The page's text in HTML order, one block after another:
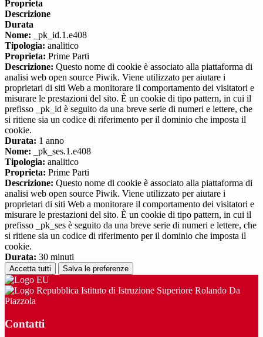
Proprieta
Descrizione
Durata
Nome: _pk_id.1.e408
Tipologia: analitico
Proprieta: Prime Parti
Descrizione: Questo nome di cookie è associato alla piattaforma di
analisi web open source Piwik. Viene utilizzato per aiutare i
proprietari di siti Web a monitorare il comportamento dei visitatori e
misurare le prestazioni del sito. È un cookie di tipo pattern, in cui il
prefisso _pk_id è seguito da una breve serie di numeri e lettere, che
si ritiene sia un codice di riferimento per il dominio che imposta il
cookie.
Durata: 1 anno
Nome: _pk_ses.1.e408
Tipologia: analitico
Proprieta: Prime Parti
Descrizione: Questo nome di cookie è associato alla piattaforma di
analisi web open source Piwik. Viene utilizzato per aiutare i
proprietari di siti Web a monitorare il comportamento dei visitatori e
misurare le prestazioni del sito. È un cookie di tipo pattern, in cui il
prefisso _pk_ses è seguito da una breve serie di numeri e lettere, che
si ritiene sia un codice di riferimento per il dominio che imposta il
cookie.
Durata: 30 minuti
Accetta tutti Salva le preferenze
Istituto di Istruzione Superiore Rolando Da
Piazzola
Contatti